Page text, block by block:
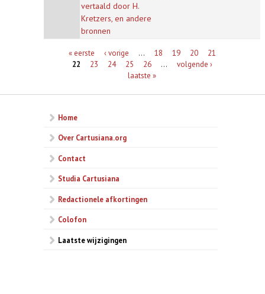
vertaald door H.
Kretzers, en andere
bronnen
Pagina's« eerste ‹ vorige … 18 19 20
21
22
23 24 25 26 …
volgende ›
laatste »
Home
Over Cartusiana.org
Contact
Studia Cartusiana
Redactionele afkortingen
Colofon
Laatste wijzigingen